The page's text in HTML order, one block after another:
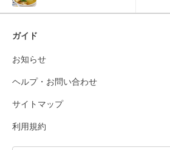
ガイド
お知らせ
ヘルプ・お問い合わせ
サイトマップ
利用規約